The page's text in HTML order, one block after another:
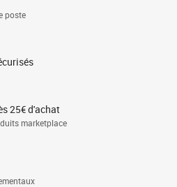
poste
25€ d'achat
marketplace